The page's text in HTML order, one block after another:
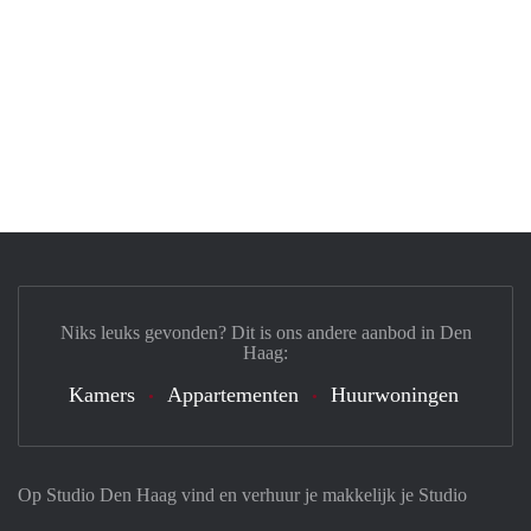
Op Studio Den Haag vind en verhuur je makkelijk je Studio
Niks leuks gevonden? Dit is ons andere aanbod in Den
Haag:
Kamers Appartementen Huurwoningen